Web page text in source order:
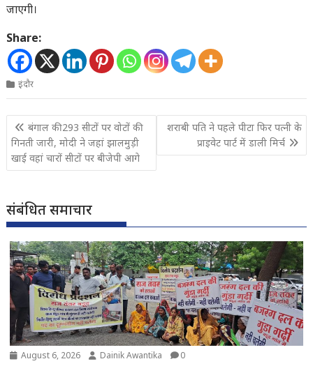
जाएगी।
Share:
इंदौर
Post
navigation
बंगाल की 293 सीटों पर वोटों की
गिनती जारी, मोदी ने जहां झालमुड़ी
खाई वहां चारों सीटों पर बीजेपी आगे
शराबी पति ने पहले पीटा फिर पत्नी के
प्राइवेट पार्ट में डाली मिर्च
संबंधित समाचार
August 6, 2026 Dainik Awantika 0